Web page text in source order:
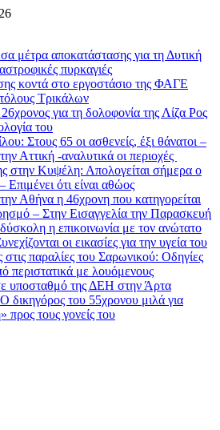
μέτρα αποκατάστασης για τη Δυτική
πυρκαγιές
κοντά στο εργοστάσιο της ΦΑΓΕ
Τρικάλων
για τη δολοφονία της Λίζα Ρος
του
Στους 65 οι ασθενείς, έξι θάνατοι –
Αττική -αναλυτικά οι περιοχές
στην Κυψέλη: Απολογείται σήμερα ο
ότι είναι αθώος
Αθήνα η 46χρονη που κατηγορείται
– Στην Εισαγγελία την Παρασκευή
η επικοινωνία με τον ανώτατο
οι εικασίες για την υγεία του
παραλίες του Σαρωνικού: Οδηγίες
περιστατικά με λουόμενους
υποσταθμό της ΔΕΗ στην Άρτα
του 55χρονου μιλά για
προς τους γονείς του